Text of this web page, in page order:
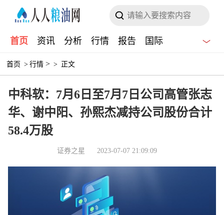
首页 资讯 分析 行情 报告 国际
首页 > 行情 > > 正文
中科软：7月6日至7月7日公司高管张志
华、谢中阳、孙熙杰减持公司股份合计
58.4万股
证券之星 2023-07-07 21:09:09